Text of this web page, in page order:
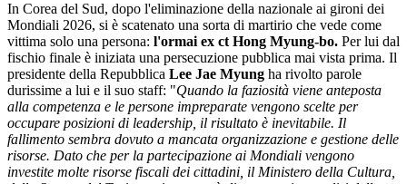
In Corea del Sud, dopo l'eliminazione della nazionale ai gironi dei
Mondiali 2026, si è scatenato una sorta di martirio che vede come
vittima solo una persona: l'ormai ex ct Hong Myung-bo. Per lui dal
fischio finale è iniziata una persecuzione pubblica mai vista prima. Il
presidente della Repubblica Lee Jae Myung ha rivolto parole
durissime a lui e il suo staff: "Quando la faziosità viene anteposta
alla competenza e le persone impreparate vengono scelte per
occupare posizioni di leadership, il risultato è inevitabile. Il
fallimento sembra dovuto a mancata organizzazione e gestione delle
risorse. Dato che per la partecipazione ai Mondiali vengono
investite molte risorse fiscali dei cittadini, il Ministero della Cultura,